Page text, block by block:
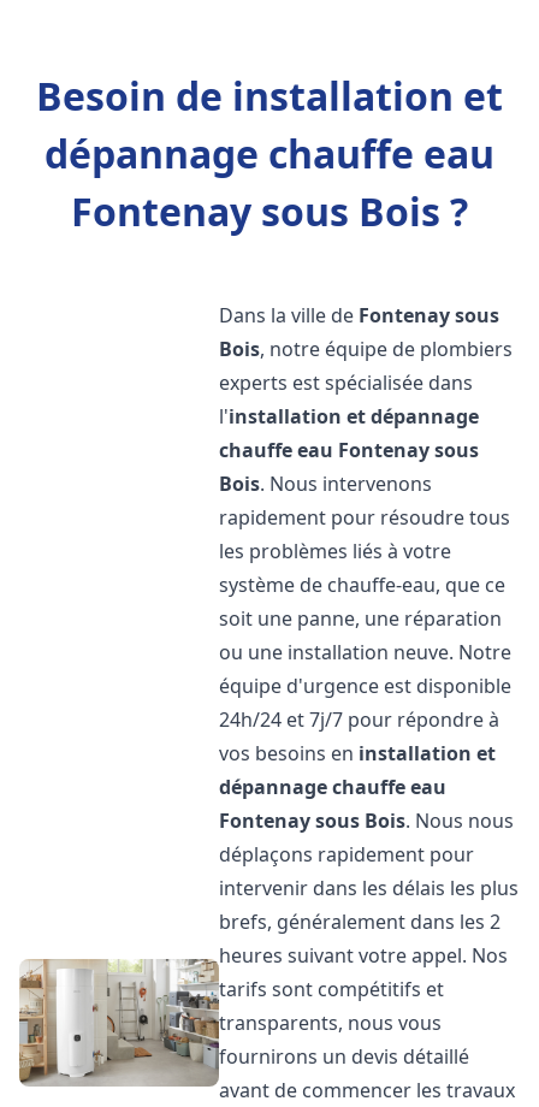
Besoin de installation et
dépannage chauffe eau
Fontenay sous Bois ?
Dans la ville de Fontenay sous
Bois, notre équipe de plombiers
experts est spécialisée dans
l'installation et dépannage
chauffe eau Fontenay sous
Bois. Nous intervenons
rapidement pour résoudre tous
les problèmes liés à votre
système de chauffe-eau, que ce
soit une panne, une réparation
ou une installation neuve. Notre
équipe d'urgence est disponible
24h/24 et 7j/7 pour répondre à
vos besoins en installation et
dépannage chauffe eau
Fontenay sous Bois. Nous nous
déplaçons rapidement pour
intervenir dans les délais les plus
brefs, généralement dans les 2
heures suivant votre appel. Nos
tarifs sont compétitifs et
transparents, nous vous
fournirons un devis détaillé
avant de commencer les travaux